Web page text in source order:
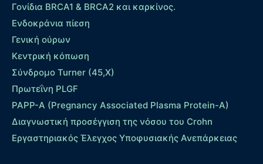
Γονίδια BRCA1 & BRCA2 και καρκίνος.
Ενδοκράνια πίεση
Γενική ούρων
Κεντρική κόπωση
Σύνδρομο Turner (45,X)
Πρωτεΐνη PLGF
PAPP-A (Pregnancy Associated Plasma Protein-A)
Διαγνωστική προσέγγιση της νόσου του Crohn
Εργαστηριακός Έλεγχος Υποφυσιακής Ανεπάρκειας